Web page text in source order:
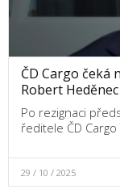
ČD Cargo čeká
Robert Heděnec
Po rezignaci
ředitele ČD
29 / 10 / 2025